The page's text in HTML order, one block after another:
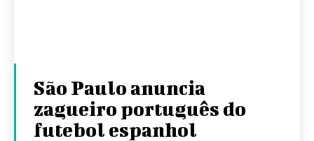
São Paulo anuncia
zagueiro português do
futebol espanhol